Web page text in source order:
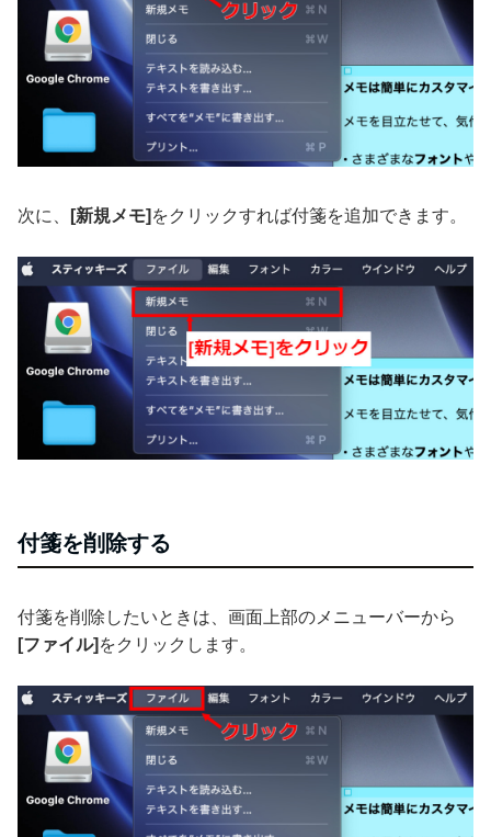
次に、 [新規メモ] をクリックすれば付箋を追加できます。
付箋を削除する
付箋を削除したいときは、画面上部のメニューバーから
[ファイル] をクリックします。